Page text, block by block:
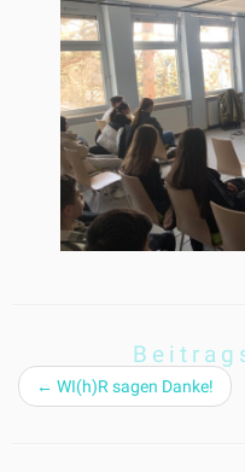
← WI(h)R sagen Danke!